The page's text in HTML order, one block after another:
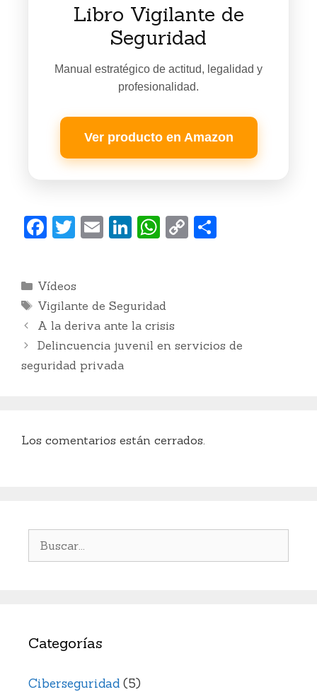
Libro Vigilante de
Seguridad
Manual estratégico de actitud, legalidad y
profesionalidad.
Ver producto en Amazon
F
e
b
o
o
T
er
E Li
dI
n
W
s
A
p
C
n ti
Categorías
Vídeos
Etiquetas
Vigilante de Seguridad
A la deriva ante la crisis
Delincuencia juvenil en servicios de
seguridad privada
Los comentarios están cerrados.
Categorías
Ciberseguridad (5)